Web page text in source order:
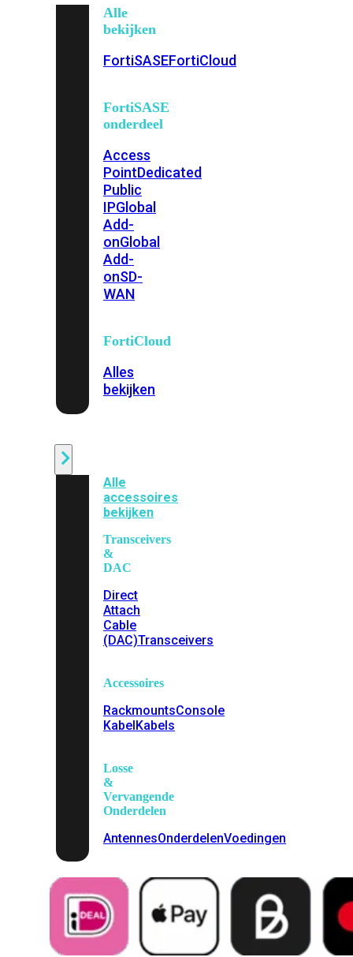
Alle
bekijken
FortiSASEFortiCloud
FortiSASE
onderdeel
Access
PointDedicated
Public
IPGlobal
Add-
onGlobal
Add-
onSD-
WAN
FortiCloud
Alles
bekijken
Alle
accessoires
bekijken
Transceivers
&
DAC
Direct
Attach
Cable
(DAC)Transceivers
Accessoires
RackmountsConsole
KabelKabels
Losse
&
Vervangende
Onderdelen
AntennesOnderdelenVoedingen